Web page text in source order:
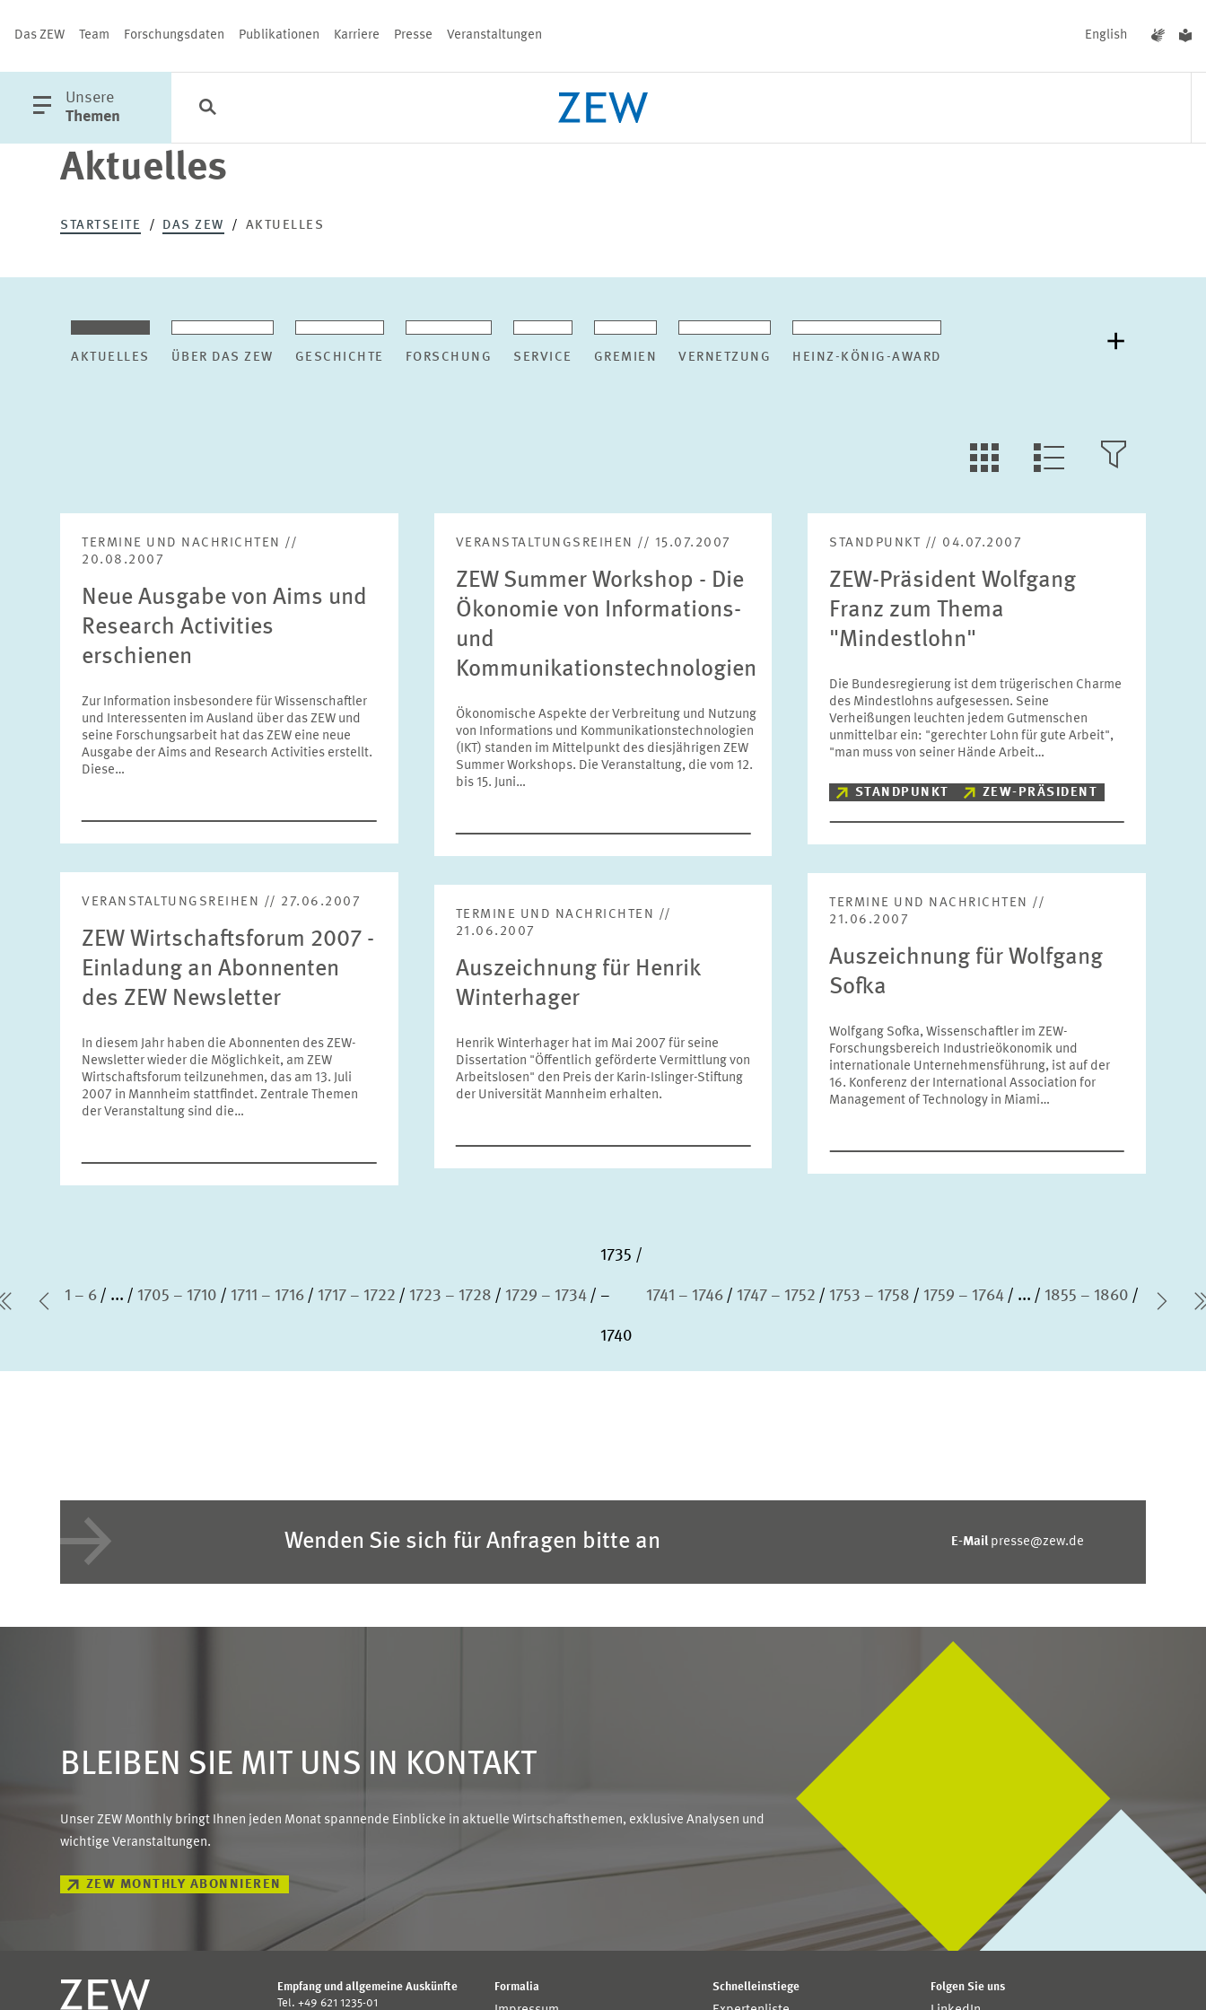
Das ZEW Team Forschungsdaten Publikationen Karriere Presse Veranstaltungen English
öffne
Hauptmenü
Unsere
Themen
Kategorien
Schließen
Aktuelles
STARTSEITE DAS ZEW AKTUELLES
AKTUELLES ÜBER DAS ZEW GESCHICHTE FORSCHUNG SERVICE GREMIEN VERNETZUNG HEINZ-KÖNIG-AWARD
LLL:LIST.OPEN.FILTER
LLL:LIST.VIEW
Bitte wählen Sie ein Jahr
ZURÜCKSETZEN SUCHEN
TERMINE UND NACHRICHTEN //
20.08.2007
Neue Ausgabe von Aims und
Research Activities
erschienen
Zur Information insbesondere für Wissenschaftler
und Interessenten im Ausland über das ZEW und
seine Forschungsarbeit hat das ZEW eine neue
Ausgabe der Aims and Research Activities erstellt.
Diese…
VERANSTALTUNGSREIHEN // 15.07.2007
ZEW Summer Workshop - Die
Ökonomie von Informations-
und
Kommunikationstechnologien
Ökonomische Aspekte der Verbreitung und Nutzung
von Informations und Kommunikationstechnologien
(IKT) standen im Mittelpunkt des diesjährigen ZEW
Summer Workshops. Die Veranstaltung, die vom 12.
bis 15. Juni…
STANDPUNKT // 04.07.2007
ZEW-Präsident Wolfgang
Franz zum Thema
"Mindestlohn"
Die Bundesregierung ist dem trügerischen Charme
des Mindestlohns aufgesessen. Seine
Verheißungen leuchten jedem Gutmenschen
unmittelbar ein: "gerechter Lohn für gute Arbeit",
"man muss von seiner Hände Arbeit…
STANDPUNKT ZEW-PRÄSIDENT
VERANSTALTUNGSREIHEN // 27.06.2007
ZEW Wirtschaftsforum 2007 -
Einladung an Abonnenten
des ZEW Newsletter
In diesem Jahr haben die Abonnenten des ZEW-
Newsletter wieder die Möglichkeit, am ZEW
Wirtschaftsforum teilzunehmen, das am 13. Juli
2007 in Mannheim stattfindet. Zentrale Themen
der Veranstaltung sind die…
TERMINE UND NACHRICHTEN //
21.06.2007
Auszeichnung für Henrik
Winterhager
Henrik Winterhager hat im Mai 2007 für seine
Dissertation "Öffentlich geförderte Vermittlung von
Arbeitslosen" den Preis der Karin-Islinger-Stiftung
der Universität Mannheim erhalten.
TERMINE UND NACHRICHTEN //
21.06.2007
Auszeichnung für Wolfgang
Sofka
Wolfgang Sofka, Wissenschaftler im ZEW-
Forschungsbereich Industrieökonomik und
internationale Unternehmensführung, ist auf der
16. Konferenz der International Association for
Management of Technology in Miami…
erste Seite
Vorherige Seite
1 – 6 ... 1705 – 1710 1711 – 1716 1717 – 1722 1723 – 1728 1729 – 1734
1735
–
1740
1741 – 1746 1747 – 1752 1753 – 1758 1759 – 1764 ... 1855 – 1860
Wenden Sie sich für Anfragen bitte an E-Mail presse@zew.de
BLEIBEN SIE MIT UNS IN KONTAKT
Unser ZEW Monthly bringt Ihnen jeden Monat spannende Einblicke in aktuelle Wirtschaftsthemen, exklusive Analysen und
wichtige Veranstaltungen.
ZEW MONTHLY ABONNIEREN
Empfang und allgemeine Auskünfte
Tel. +49 621 1235-01
Formalia Schnelleinstiege Folgen Sie uns